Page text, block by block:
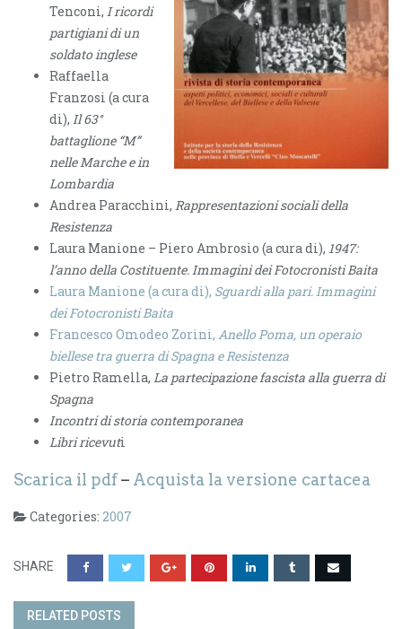
Tenconi, I ricordi
partigiani di un
soldato inglese
Raffaella
Franzosi (a cura
di), Il 63°
battaglione “M”
nelle Marche e in
Lombardia
Andrea Paracchini, Rappresentazioni sociali della
Resistenza
Laura Manione – Piero Ambrosio (a cura di), 1947:
l’anno della Costituente. Immagini dei Fotocronisti Baita
Laura Manione (a cura di), Sguardi alla pari. Immagini
dei Fotocronisti Baita
Francesco Omodeo Zorini, Anello Poma, un operaio
biellese tra guerra di Spagna e Resistenza
Pietro Ramella, La partecipazione fascista alla guerra di
Spagna
Incontri di storia contemporanea
Libri ricevuti
Scarica il pdf– Acquista la versione cartacea
Categories: 2007
SHARE
RELATED POSTS